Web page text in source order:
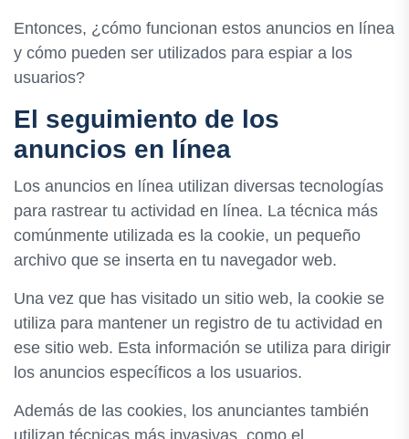
Entonces, ¿cómo funcionan estos anuncios en línea
y cómo pueden ser utilizados para espiar a los
usuarios?
El seguimiento de los
anuncios en línea
Los anuncios en línea utilizan diversas tecnologías
para rastrear tu actividad en línea. La técnica más
comúnmente utilizada es la cookie, un pequeño
archivo que se inserta en tu navegador web.
Una vez que has visitado un sitio web, la cookie se
utiliza para mantener un registro de tu actividad en
ese sitio web. Esta información se utiliza para dirigir
los anuncios específicos a los usuarios.
Además de las cookies, los anunciantes también